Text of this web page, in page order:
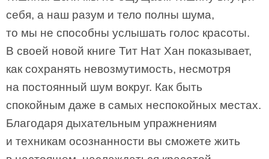
себя, а наш разум и тело полны шума,
то мы не способны услышать голос красоты.
В своей новой книге Тит Нат Хан показывает,
как сохранять невозмутимость, несмотря
на постоянный шум вокруг. Как быть
спокойным даже в самых неспокойных местах.
Благодаря дыхательным упражнениям
и техникам осознанности вы сможете жить